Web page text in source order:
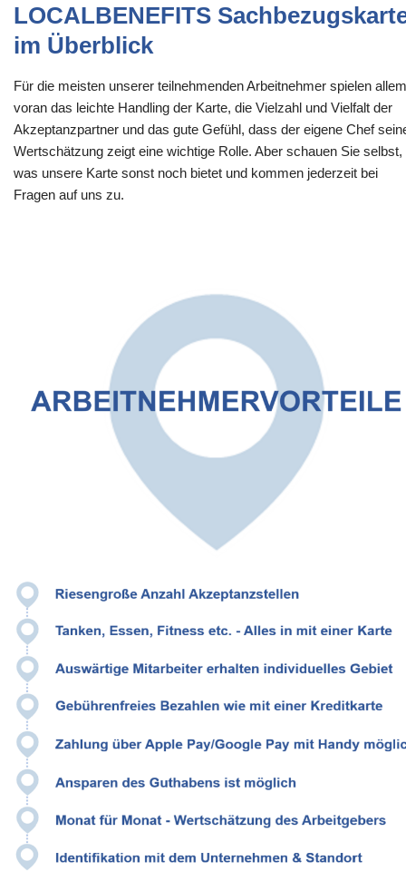
LOCALBENEFITS
im Überblick
Für die meisten unserer teilnehmenden Arbeitnehmer spielen allem
voran das leichte Handling der Karte, die Vielzahl und Vielfalt der
Akzeptanzpartner und das gute Gefühl, dass der eigene Chef
Wertschätzung zeigt eine wichtige Rolle. Aber schauen Sie selbst,
was unsere Karte sonst noch bietet und kommen jederzeit bei
Fragen auf uns zu.